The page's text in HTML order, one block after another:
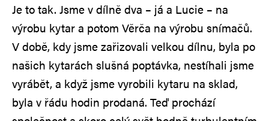
Je to tak. Jsme v dílně dva – já a Lucie – na
výrobu kytar a potom Věrča na výrobu snímačů.
V době, kdy jsme zařizovali velkou dílnu, byla po
našich kytarách slušná poptávka, nestíhali jsme
vyrábět, a když jsme vyrobili kytaru na sklad,
byla v řádu hodin prodaná. Teď prochází